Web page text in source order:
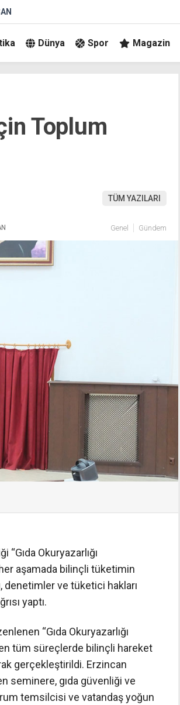
Dünya Spor Magazin
Toplum
TÜM YAZILARI
Genel Gündem
Okuryazarlığı
aşamada bilinçli tüketimin
denetimler ve tüketici hakları
yaptı.
“Gıda Okuryazarlığı
tüm süreçlerde bilinçli hareket
gerçekleştirildi. Erzincan
seminere, gıda güvenliği ve
temsilcisi ve vatandaş yoğun